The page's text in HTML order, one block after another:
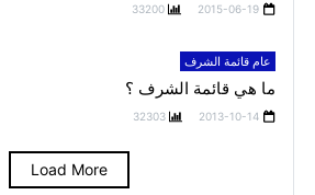
2015-06-19
33200
عام قائمة الشرف
ما هي قائمة الشرف ؟
2013-10-14
32303
Load More